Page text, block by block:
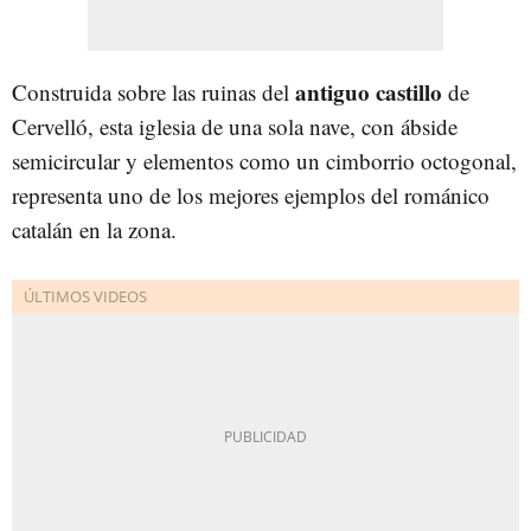
Construida sobre las ruinas del antiguo castillo de
Cervelló, esta iglesia de una sola nave, con ábside
semicircular y elementos como un cimborrio octogonal,
representa uno de los mejores ejemplos del románico
catalán en la zona.